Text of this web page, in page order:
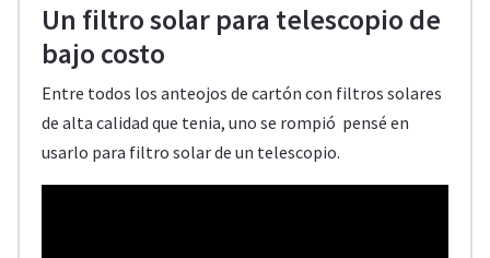
Un filtro solar para telescopio de
bajo costo
Entre todos los anteojos de cartón con filtros solares
de alta calidad que tenia, uno se rompió pensé en
usarlo para filtro solar de un telescopio.